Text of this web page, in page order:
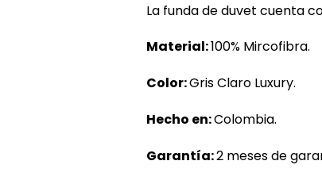
La funda de duvet cuenta
Material:100% Mircofibra.
Color:Gris Claro Luxury.
Hecho en:Colombia.
Garantía:2 meses de